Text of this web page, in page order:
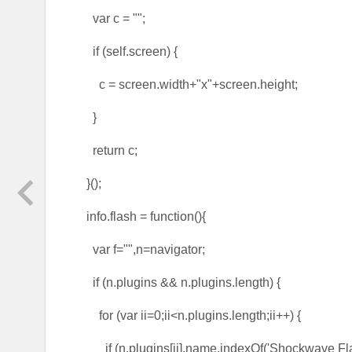
var c = "";
if (self.screen) {
c = screen.width+"x"+screen.height;
}
return c;
}();
info.flash = function(){
var f="",n=navigator;
if (n.plugins && n.plugins.length) {
for (var ii=0;ii<n.plugins.length;ii++) {
if (n.plugins[ii].name.indexOf('Shockwave